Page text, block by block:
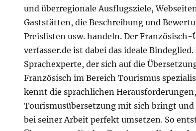
und überregionale Ausflugsziele,
Gaststätten, die Beschreibung und
Preislisten usw. handeln. Der
verfasser.de ist dabei das ideale
Sprachexperte, der sich auf die
Französisch im Bereich Tourismus
kennt die sprachlichen
Tourismusübersetzung mit sich bringt und
bei seiner Arbeit perfekt umsetzen. So